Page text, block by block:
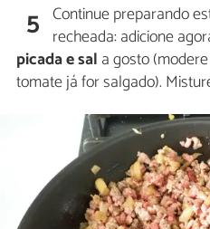
5 Continue preparando
recheada: adicione
picada e sal a gosto
tomate já for salgado).